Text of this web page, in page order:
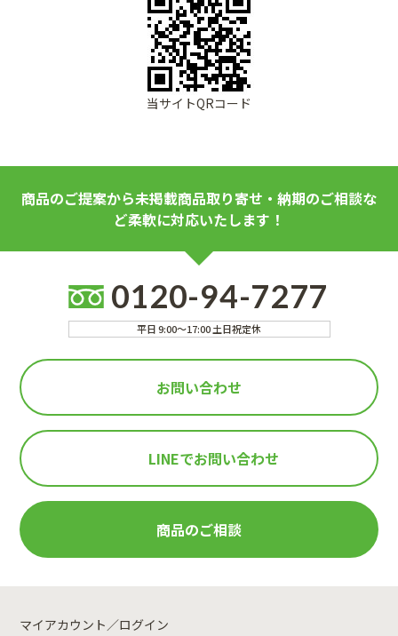
当サイトQRコード
商品のご提案から未掲載商品取り寄せ・納期のご相談な
ど柔軟に対応いたします！
0120-94-7277
平日 9:00～17:00 土日祝定休
お問い合わせ
LINEでお問い合わせ
商品のご相談
マイアカウント／ログイン